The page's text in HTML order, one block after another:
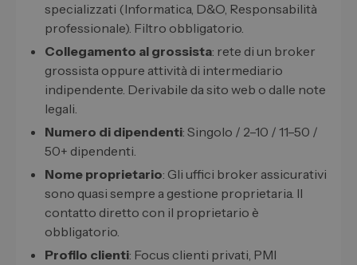
specializzati (Informatica, D&O, Responsabilità
professionale). Filtro obbligatorio.
Collegamento al grossista: rete di un broker
grossista oppure attività di intermediario
indipendente. Derivabile da sito web o dalle note
legali.
Numero di dipendenti: Singolo / 2–10 / 11–50 /
50+ dipendenti.
Nome proprietario: Gli uffici broker assicurativi
sono quasi sempre a gestione proprietaria. Il
contatto diretto con il proprietario è
obbligatorio.
Profilo clienti: Focus clienti privati, PMI